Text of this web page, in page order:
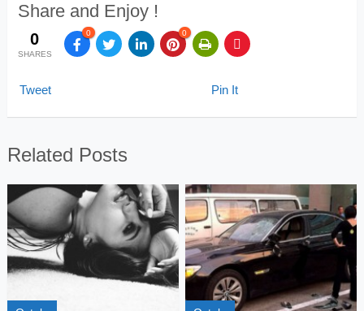
Share and Enjoy !
0
SHARES
0 0
Tweet Pin It
Related Posts